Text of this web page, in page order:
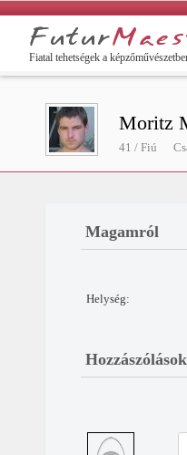
Fiatal tehetségek a
Moritz
41 / Fiú
Magamról
Helység:
Hozzászólások